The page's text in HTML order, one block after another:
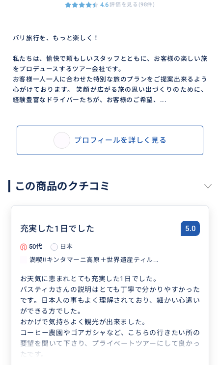
4.6評価を見る(98件)
バリ旅行を、もっと楽しく！
私たちは、愉快で頼もしいスタッフとともに、お客様の楽しい旅
をプロデュースするツアー会社です。
お客様一人一人に合わせた特別な旅のプランをご提案出来るよう
心がけております。 笑顔が広がる旅の思い出づくりのために、
経験豊富なドライバーたちが、お客様のご希望、...
プロフィールを詳しく見る
この商品のクチコミ
充実した1日でした 5.0
50代
日本
満喫‼️キンタマーニ高原＋世界遺産ティル...
お天気に恵まれとても充実した1日でした。
バスティカさんの説明はとても丁寧で分かりやすかった
です。日本人の事もよく理解されており、細かい心遣い
ができる方でした。
おかげで気持ちよく観光が出来ました。
コーヒー農園やゴアガシャなど、こちらの行きたい所の
要望を聞いて下さり、プライベートツアーにして良かっ
たです。